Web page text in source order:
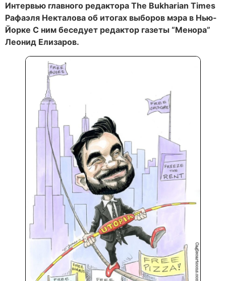
Интервью главного редактора The Bukharian Times
Рафаэля Некталова об итогах выборов мэра в Нью-
Йорке С ним беседует редактор газеты “Менора”
Леонид Елизаров.